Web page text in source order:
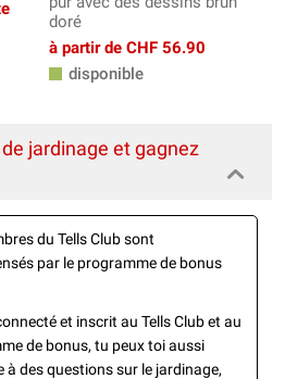
doré
à partir de CHF 56.90
disponible
jardinage et gagnez
du Tells Club sont
par le programme de bonus
et inscrit au Tells Club et au
de bonus, tu peux toi aussi
à des questions sur le jardinage,